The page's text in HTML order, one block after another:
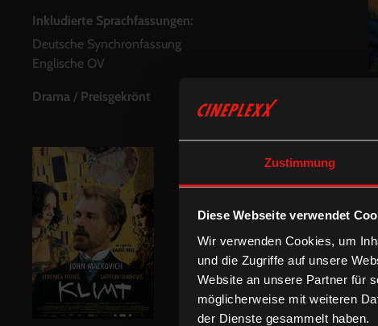
Zustimmung
Diese Webseite verwendet
Wir verwenden Cookies, um
und die Zugriffe auf unsere
Website an unsere Partner für
möglicherweise mit weiteren
der Dienste gesammelt haben.
Inkludierte Sprachfassungen:
Deutsche Synchronfassung
Englische OV
Drama / Preisgekrönt